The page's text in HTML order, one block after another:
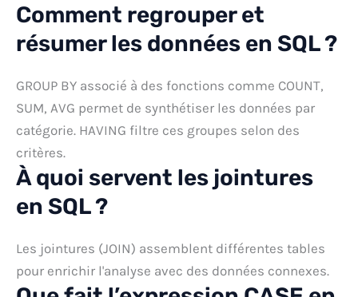
Comment regrouper et
résumer les données en SQL ?
GROUP BY associé à des fonctions comme COUNT,
SUM, AVG permet de synthétiser les données par
catégorie. HAVING filtre ces groupes selon des
critères.
À quoi servent les jointures
en SQL ?
Les jointures (JOIN) assemblent différentes tables
pour enrichir l'analyse avec des données connexes.